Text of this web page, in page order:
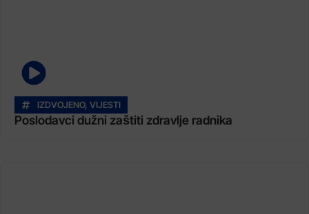
IZDVOJENO, VIJESTI
Poslodavci dužni zaštiti zdravlje radnika